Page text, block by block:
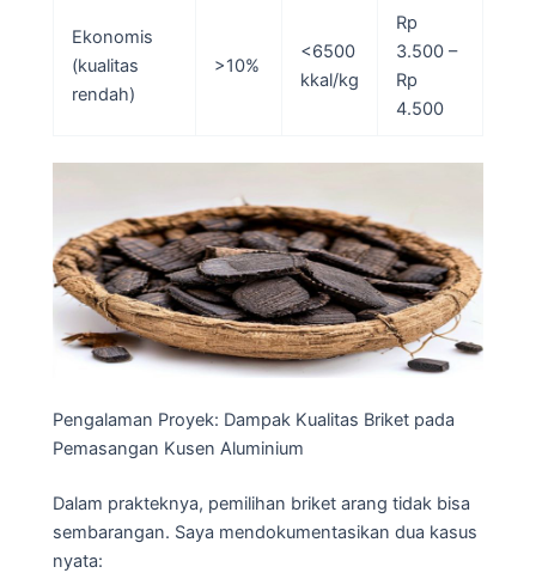
Ekonomis
(kualitas
rendah)
>10%
<6500
kkal/kg
Rp
3.500 –
Rp
4.500
Pengalaman Proyek: Dampak Kualitas Briket pada
Pemasangan Kusen Aluminium
Dalam prakteknya, pemilihan briket arang tidak bisa
sembarangan. Saya mendokumentasikan dua kasus
nyata: